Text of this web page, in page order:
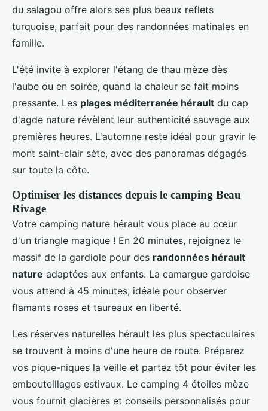
du salagou offre alors ses plus beaux reflets
turquoise, parfait pour des randonnées matinales en
famille.
L'été invite à explorer l'étang de thau mèze dès
l'aube ou en soirée, quand la chaleur se fait moins
pressante. Les plages méditerranée hérault du cap
d'agde nature révèlent leur authenticité sauvage aux
premières heures. L'automne reste idéal pour gravir le
mont saint-clair sète, avec des panoramas dégagés
sur toute la côte.
Optimiser les distances depuis le camping Beau
Rivage
Votre camping nature hérault vous place au cœur
d'un triangle magique ! En 20 minutes, rejoignez le
massif de la gardiole pour des randonnées hérault
nature adaptées aux enfants. La camargue gardoise
vous attend à 45 minutes, idéale pour observer
flamants roses et taureaux en liberté.
Les réserves naturelles hérault les plus spectaculaires
se trouvent à moins d'une heure de route. Préparez
vos pique-niques la veille et partez tôt pour éviter les
embouteillages estivaux. Le camping 4 étoiles mèze
vous fournit glacières et conseils personnalisés pour